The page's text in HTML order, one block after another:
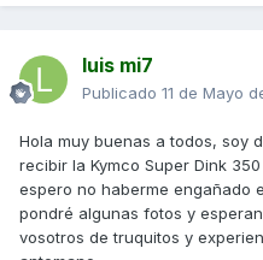
luis mi7
Publicado 11 de Mayo
Hola muy buenas a todos, soy
recibir la Kymco Super Dink
espero no haberme engañado
pondré algunas fotos y
vosotros de truquitos y